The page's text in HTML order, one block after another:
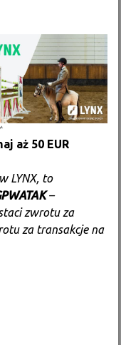
aż 50 EUR
LYNX, to
–
zwrotu za
za transakcje na